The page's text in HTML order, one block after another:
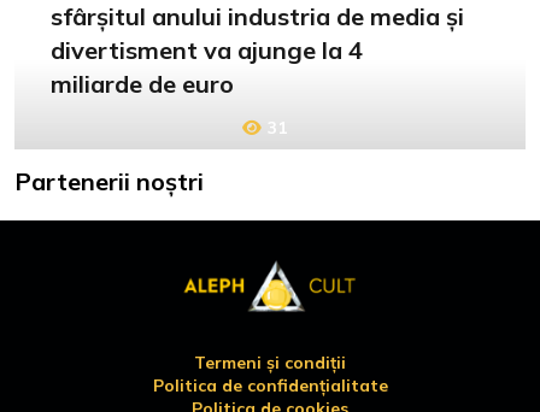
sfârșitul anului industria de media și
divertisment va ajunge la 4
miliarde de euro
31
Partenerii noștri
Termeni și condiții
Politica de confidențialitate